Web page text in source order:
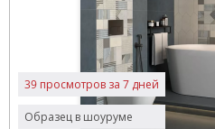
Образец в шоуруме
39 просмотров за 7 дней